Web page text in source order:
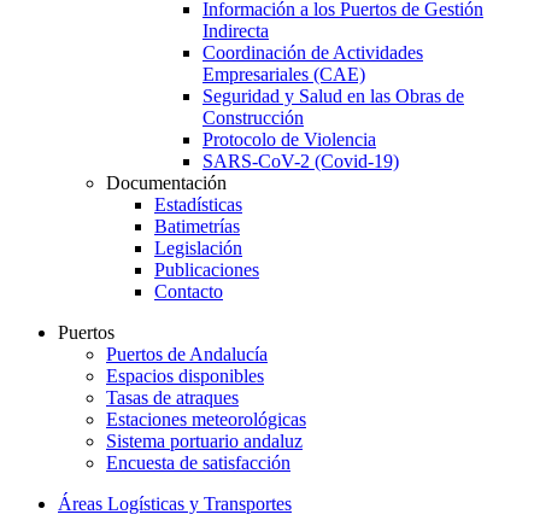
Información a los Puertos de Gestión
Indirecta
Coordinación de Actividades
Empresariales (CAE)
Seguridad y Salud en las Obras de
Construcción
Protocolo de Violencia
SARS-CoV-2 (Covid-19)
Documentación
Estadísticas
Batimetrías
Legislación
Publicaciones
Contacto
Puertos
Puertos de Andalucía
Espacios disponibles
Tasas de atraques
Estaciones meteorológicas
Sistema portuario andaluz
Encuesta de satisfacción
Áreas Logísticas y Transportes